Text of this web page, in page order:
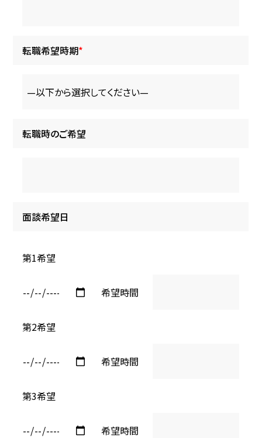
転職希望時期*
転職時のご希望
面談希望日
第1希望
希望時間
第2希望
希望時間
第3希望
希望時間